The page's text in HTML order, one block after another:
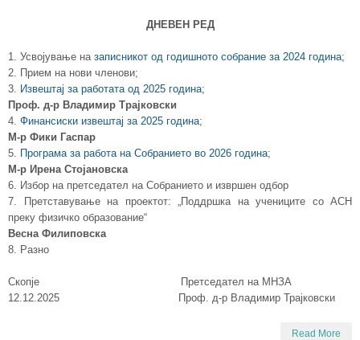
ДНЕВЕН РЕД
1. Усвојување на записникот од годишното собрание за 2024 година;
2. Прием на нови членови;
3. Извештај за работата од 2025 година;
Проф. д-р Владимир Трајковски
4. Финансиски извештај за 2025 година;
М-р Фики Гаспар
5. Програма за работа на Собранието во 2026 година;
М-р Ирена Стојановска
6. Избор на претседател на Собранието и извршен одбор
7. Претставување на проектот: „Поддршка на учениците со АСН
преку физичко образование“
Весна Филиповска
8. Разно
Скопје Претседател на МНЗА
12.12.2025 Проф. д-р Владимир Трајковски
Read More